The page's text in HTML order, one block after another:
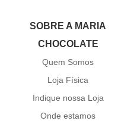
SOBRE A MARIA
CHOCOLATE
Quem Somos
Loja Física
Indique nossa Loja
Onde estamos